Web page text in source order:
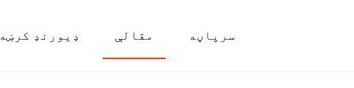
سرپاڼه مقالې ډیورنډ کرښه